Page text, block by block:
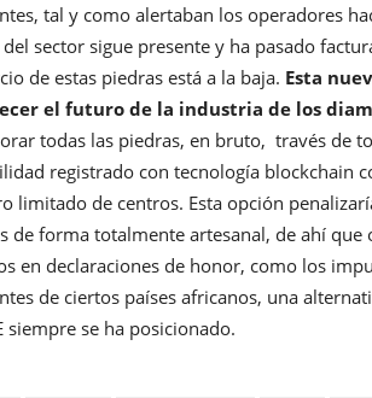
tal y como alertaban los operadores
sector sigue presente y ha pasado
de estas piedras está a la baja. Esta
el futuro de la industria de los
todas las piedras, en bruto, través de
registrado con tecnología blockchain
limitado de centros. Esta opción
de forma totalmente artesanal, de ahí
en declaraciones de honor, como los
de ciertos países africanos, una
siempre se ha posicionado.